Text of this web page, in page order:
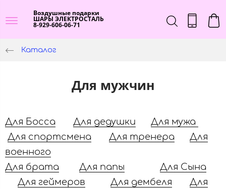
Воздушные подарки
ШАРЫ ЭЛЕКТРОСТАЛЬ
8-929-606-06-71
Каталог
Для мужчин
Для Босса Для дедушки
Для мужа
Для спортсмена
Для тренера
Для
военного
Для брата
Для папы
Для Сына
Для геймеров
Для дембеля
Для